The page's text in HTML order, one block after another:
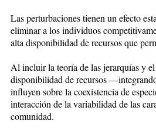
Las perturbaciones tienen un efecto
eliminar a los individuos
alta disponibilidad de recursos que
Al incluir la teoría de las jerarquías y
disponibilidad de recursos
influyen sobre la coexistencia de
interacción de la variabilidad de las
comunidad.